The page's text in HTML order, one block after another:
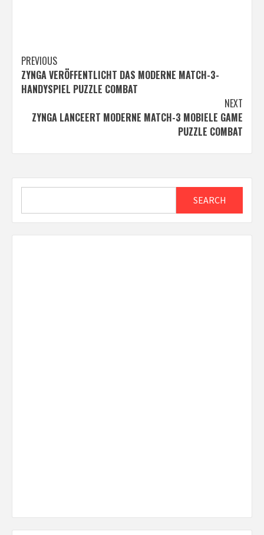
Post
navigation
PREVIOUS
ZYNGA VERÖFFENTLICHT DAS MODERNE MATCH-3-
HANDYSPIEL PUZZLE COMBAT
NEXT
ZYNGA LANCEERT MODERNE MATCH-3 MOBIELE GAME
PUZZLE COMBAT
SEARCH